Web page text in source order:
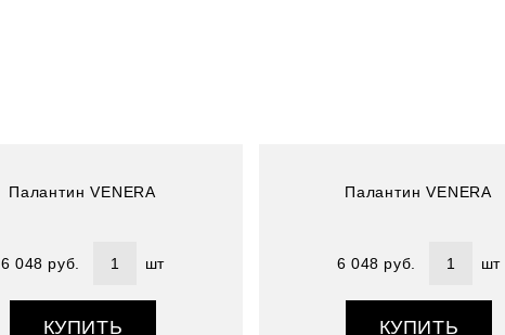
Палантин VENERA
6 048 руб. шт
КУПИТЬ
Палантин VENERA
6 048 руб. шт
КУПИТЬ